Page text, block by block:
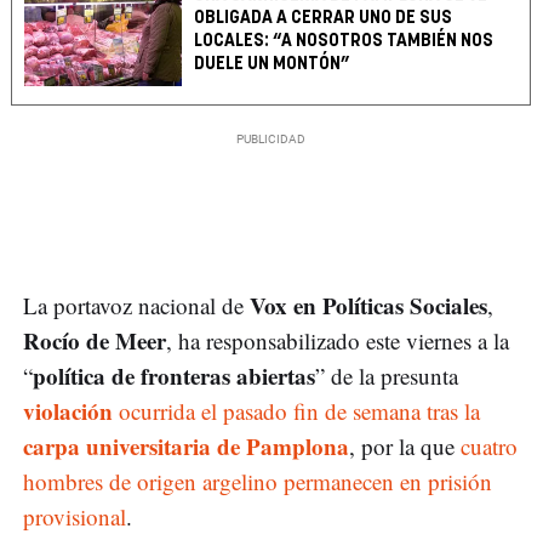
OBLIGADA A CERRAR UNO DE SUS
LOCALES: “A NOSOTROS TAMBIÉN NOS
DUELE UN MONTÓN”
La portavoz nacional de Vox en Políticas Sociales,
Rocío de Meer, ha responsabilizado este viernes a la
“política de fronteras abiertas” de la presunta
violación ocurrida el pasado fin de semana tras la
carpa universitaria de Pamplona, por la que cuatro
hombres de origen argelino permanecen en prisión
provisional.